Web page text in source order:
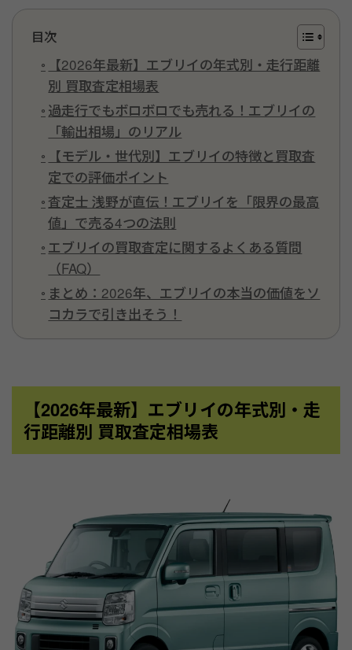
目次
【2026年最新】エブリイの年式別・走行距離
別 買取査定相場表
過走行でもボロボロでも売れる！エブリイの
「輸出相場」のリアル
【モデル・世代別】エブリイの特徴と買取査
定での評価ポイント
査定士 浅野が直伝！エブリイを「限界の最高
値」で売る4つの法則
エブリイの買取査定に関するよくある質問
（FAQ）
まとめ：2026年、エブリイの本当の価値をソ
コカラで引き出そう！
【2026年最新】エブリイの年式別・走
行距離別 買取査定相場表